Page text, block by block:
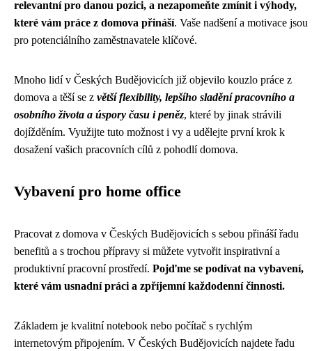
relevantní pro danou pozici, a nezapomeňte zmínit i výhody,
které vám práce z domova přináší. Vaše nadšení a motivace jsou
pro potenciálního zaměstnavatele klíčové.
Mnoho lidí v Českých Budějovicích již objevilo kouzlo práce z
domova a těší se z větší flexibility, lepšího sladění pracovního a
osobního života a úspory času i peněz, které by jinak strávili
dojížděním. Využijte tuto možnost i vy a udělejte první krok k
dosažení vašich pracovních cílů z pohodlí domova.
Vybavení pro home office
Pracovat z domova v Českých Budějovicích s sebou přináší řadu
benefitů a s trochou přípravy si můžete vytvořit inspirativní a
produktivní pracovní prostředí. Pojďme se podívat na vybavení,
které vám usnadní práci a zpříjemní každodenní činnosti.
Základem je kvalitní notebook nebo počítač s rychlým
internetovým připojením. V Českých Budějovicích najdete řadu